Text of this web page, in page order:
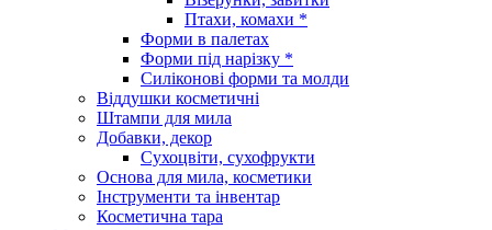
Птахи, комахи *
Форми в палетах
Форми під нарізку *
Силіконові форми та молди
Віддушки косметичні
Штампи для мила
Добавки, декор
Сухоцвіти, сухофрукти
Основа для мила, косметики
Інструменти та інвентар
Косметична тара